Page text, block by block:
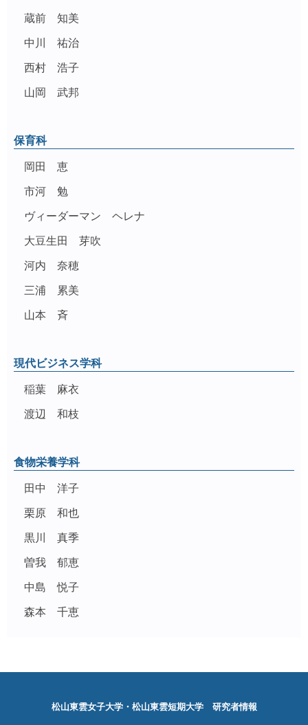
蔵前 知美
中川 祐治
西村 浩子
山岡 武邦
保育科
岡田 恵
市河 勉
ヴィーダーマン ヘレナ
大豆生田 芽吹
河内 奈穂
三浦 累美
山本 斉
現代ビジネス学科
稲葉 麻衣
渡辺 和枝
食物栄養学科
田中 洋子
栗原 和也
黒川 真季
曽我 郁恵
中島 悦子
森本 千恵
松山東雲女子大学・松山東雲短期大学 研究者情報